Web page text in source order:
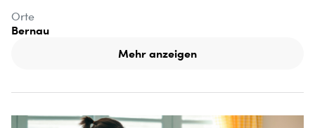
Orte
Bernau
Mehr anzeigen